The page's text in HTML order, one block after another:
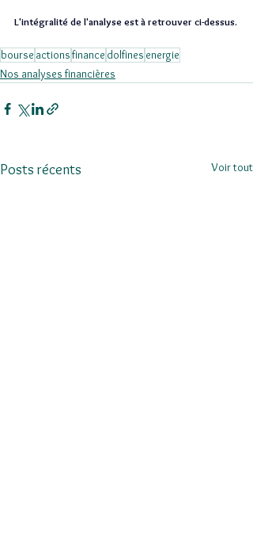
L'intégralité de l'analyse est à retrouver ci-dessus.
bourse actionsfinance dolfines energie
Nos analyses financières
Posts récents Voir tout